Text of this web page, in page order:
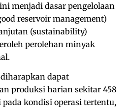
menjadi dasar pengelolaan
reservoir management)
(sustainability)
perolehan minyak
diharapkan dapat
produksi harian sekitar 458
kondisi operasi tertentu,